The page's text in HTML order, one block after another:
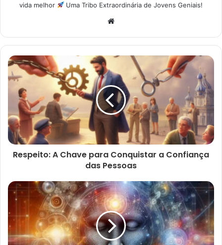
vida melhor
Uma Tribo Extraordinária de Jovens Geniais!
Website
Respeito: A Chave para Conquistar a Confiança
das Pessoas